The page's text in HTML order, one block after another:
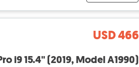
USD 466
i9 15.4" (2019, Model A1990)